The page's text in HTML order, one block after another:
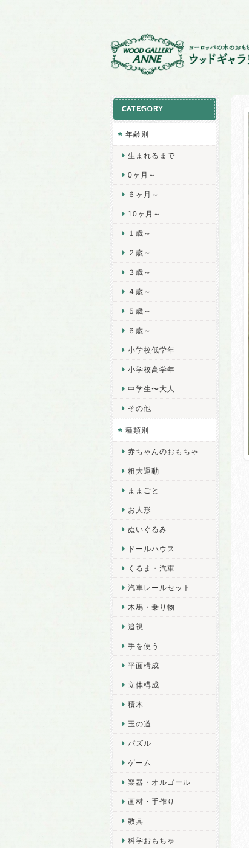
CATEGORY
年齢別
生まれるまで
0ヶ月～
６ヶ月～
10ヶ月～
１歳～
２歳～
３歳～
４歳～
５歳～
６歳～
小学校低学年
小学校高学年
中学生〜大人
その他
種類別
赤ちゃんのおもちゃ
粗大運動
ままごと
お人形
ぬいぐるみ
ドールハウス
くるま・汽車
汽車レールセット
木馬・乗り物
追視
手を使う
平面構成
立体構成
積木
玉の道
パズル
ゲーム
楽器・オルゴール
画材・手作り
教具
科学おもちゃ